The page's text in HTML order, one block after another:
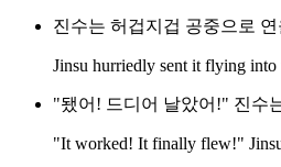
진수는 허겁지겁 공중으로
Jinsu hurriedly sent it flying into
"됐어! 드디어 날았어!" 진수
"It worked! It finally flew!"